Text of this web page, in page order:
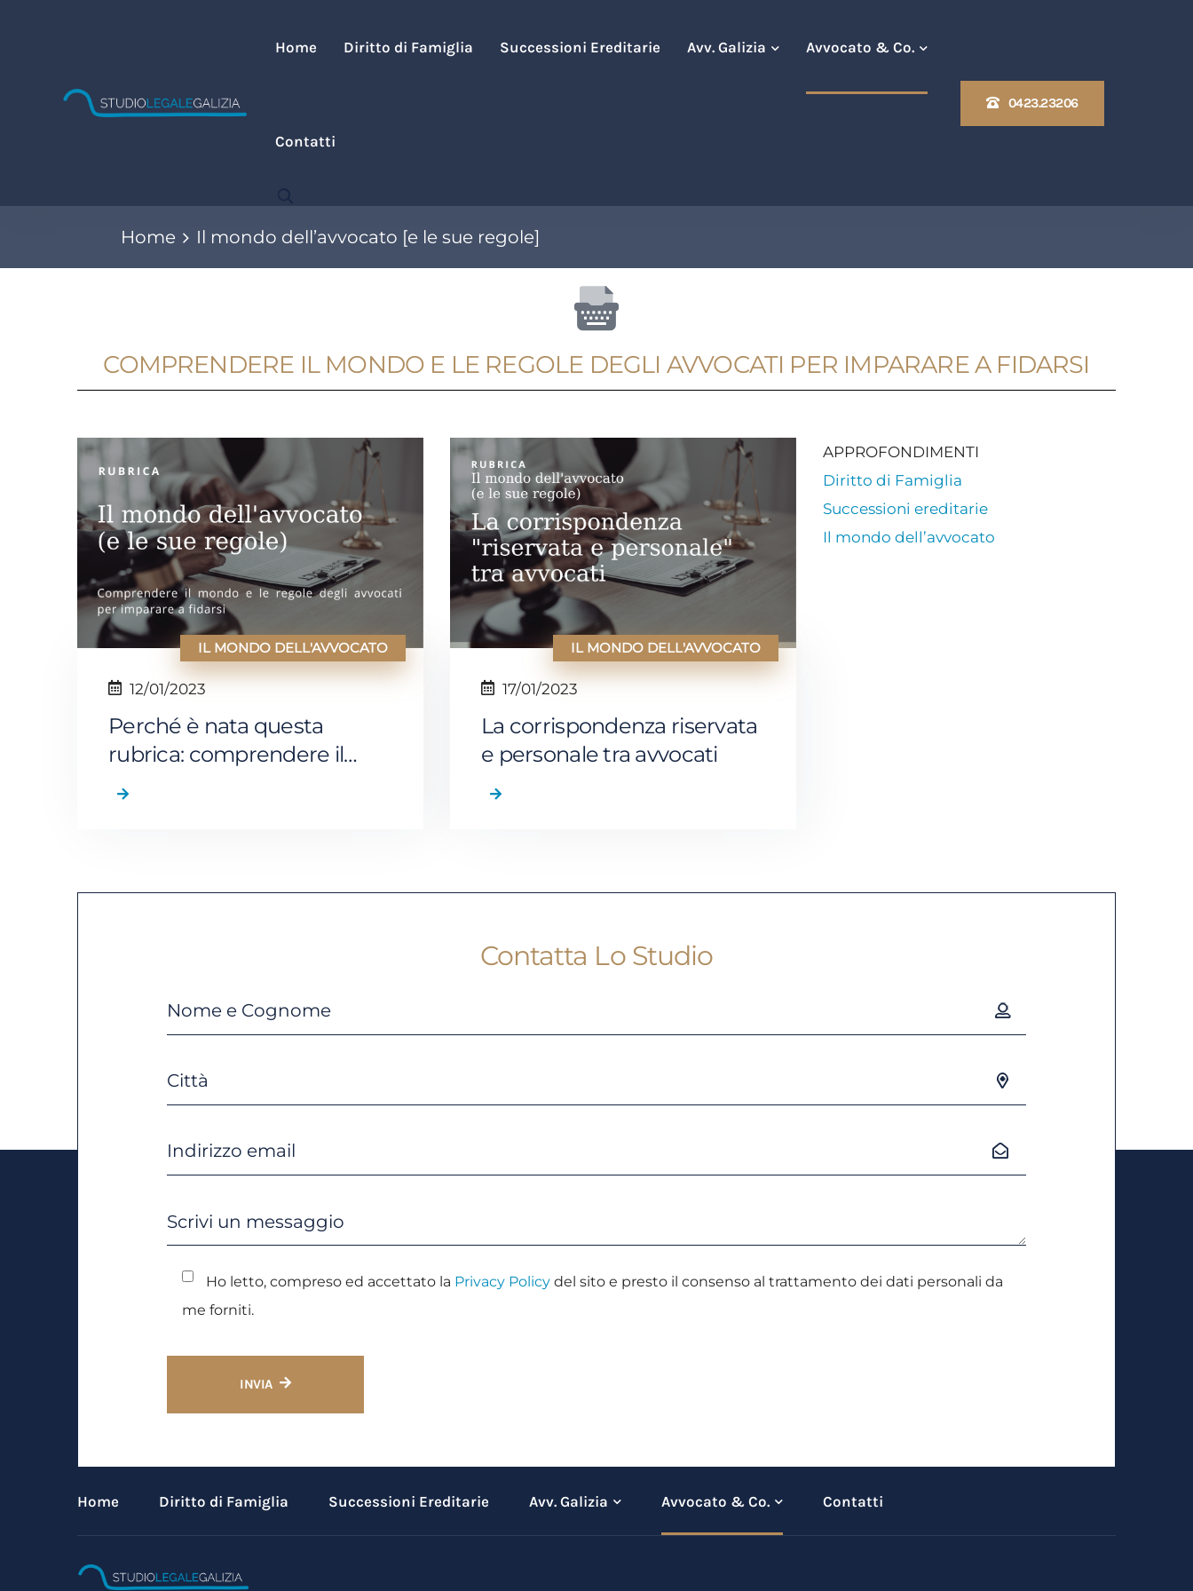
Home Diritto di Famiglia Successioni Ereditarie Avv. Galizia Avvocato & Co.
Contatti
0423.23206
Home Il mondo dell’avvocato [e le sue regole]
COMPRENDERE IL MONDO E LE REGOLE DEGLI AVVOCATI PER IMPARARE A FIDARSI
IL MONDO DELL'AVVOCATO
12/01/2023
Perché è nata questa
rubrica: comprendere il
mondo e le regole degli
IL MONDO DELL'AVVOCATO
17/01/2023
La corrispondenza riservata
e personale tra avvocati
APPROFONDIMENTI
Diritto di Famiglia
Successioni ereditarie
Il mondo dell’avvocato
Contatta Lo Studio
Ho letto, compreso ed accettato la Privacy Policy del sito e presto il consenso al trattamento dei dati personali da
me forniti.
INVIA
Home Diritto di Famiglia Successioni Ereditarie Avv. Galizia Avvocato & Co. Contatti